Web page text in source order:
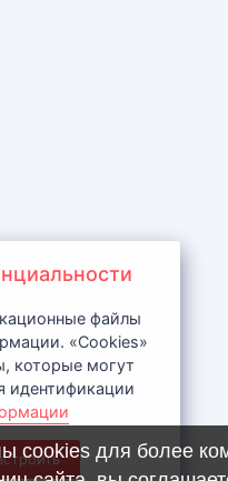
cookies для более
файлы
«Cookies»
которые могут
идентификации